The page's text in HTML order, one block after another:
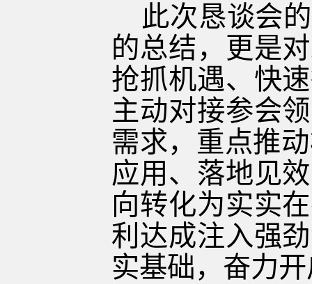
此次恳谈会的
的总结，更是
抢抓机遇、快
主动对接参会
需求，重点推
应用、落地见
向转化为实实
利达成注入强
实基础，奋力